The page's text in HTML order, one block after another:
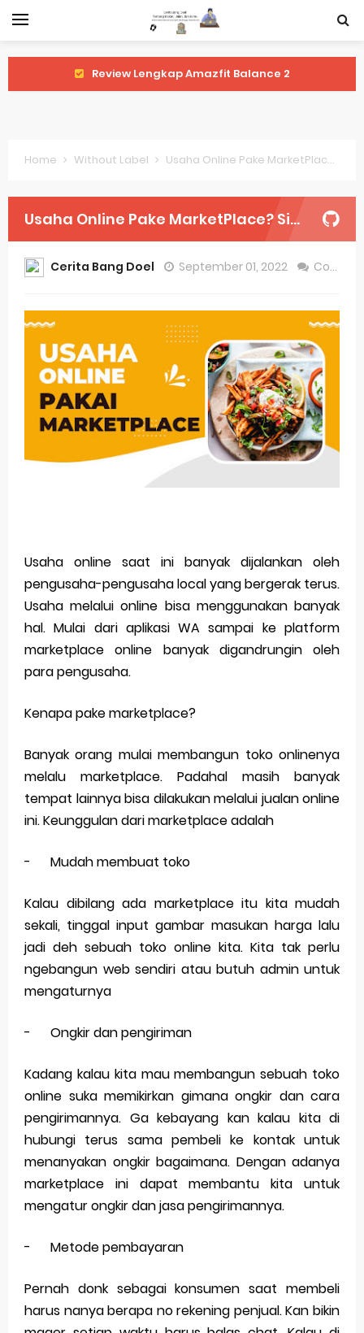
Review Lengkap Amazfit Balance 2
Review Lengkap Samsung Galaxy Watch 7
Perubahan Regulasi Merek Dagang
Sejarah Merek Dagang Terkenal
Evolusi Identitas Dagang
Review Lengkap Apple Watch Series 10
Merek Dagang dari Masa ke Masa
Perkembangan Merek Dagang Modern
Multinational Trademarks
Review Oppo Reno 15 Pro: Smartphone Premium
Fitur Flagship Harga Lebih Bersahabat
Review Vivo V70: Smartphone Stylish dengan
Performa Seimbang di Kelasnya
Merek Dagang dalam Strategi Bisnis
Merek Dagang dalam Perusahaan Besar
Merek Dagang dan Investasi
Dampak Merek Dagang pada Persaingan
Trademark as a Business Asset
Brand Adaptation Across Different Countries
Vivo v70 series: mid-range rasa flagship dengan
kamera zeiss & baterai jumbo
Apple Watch Series 10 vs Samsung Galaxy Watch 7
Saturday, 8 August
Home Without Label Usaha Online Pake MarketPlace? Siapa Takut
Usaha Online Pake MarketPlace? Siapa Takut
Cerita Bang Doel September 01, 2022 Comment
Usaha online saat ini banyak dijalankan oleh
pengusaha-pengusaha local yang bergerak terus.
Usaha melalui online bisa menggunakan banyak
hal. Mulai dari aplikasi WA sampai ke platform
marketplace online banyak digandrungin oleh
para pengusaha.
Kenapa pake marketplace?
Banyak orang mulai membangun toko onlinenya
melalu marketplace. Padahal masih banyak
tempat lainnya bisa dilakukan melalui jualan online
ini. Keunggulan dari marketplace adalah
- Mudah membuat toko
Kalau dibilang ada marketplace itu kita mudah
sekali, tinggal input gambar masukan harga lalu
jadi deh sebuah toko online kita. Kita tak perlu
ngebangun web sendiri atau butuh admin untuk
mengaturnya
- Ongkir dan pengiriman
Kadang kalau kita mau membangun sebuah toko
online suka memikirkan gimana ongkir dan cara
pengirimannya. Ga kebayang kan kalau kita di
hubungi terus sama pembeli ke kontak untuk
menanyakan ongkir bagaimana. Dengan adanya
marketplace ini dapat membantu kita untuk
mengatur ongkir dan jasa pengirimannya.
- Metode pembayaran
Pernah donk sebagai konsumen saat membeli
harus nanya berapa no rekening penjual. Kan bikin